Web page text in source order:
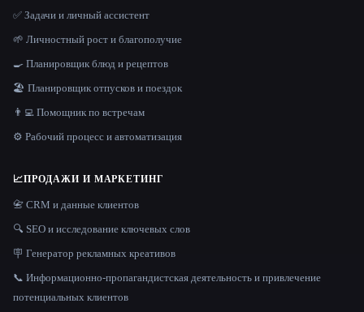
✅ Задачи и личный ассистент
🌱 Личностный рост и благополучие
🍳 Планировщик блюд и рецептов
🏖 Планировщик отпусков и поездок
👨‍💻 Помощник по встречам
⚙️ Рабочий процесс и автоматизация
📈ПРОДАЖИ И МАРКЕТИНГ
📇 CRM и данные клиентов
🔍 SEO и исследование ключевых слов
🪧 Генератор рекламных креативов
📞 Информационно-пропагандистская деятельность и привлечение
потенциальных клиентов